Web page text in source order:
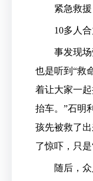
紧急救援
10多人合
事发现场
也是听到“救
着让大家一
抬车。”石明
孩先被救了
了惊吓，只是
随后，众